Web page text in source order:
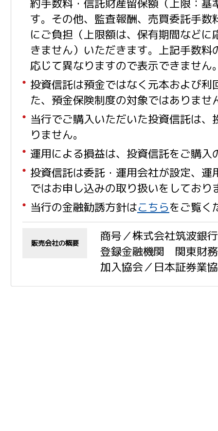
約手数料・信託財産留保額（上限：
す。その他、監査報酬、売買委託手
にご負担（上限額は、保有期間など
きません）いただきます。上記手数
応じて異なりますので表示できません
投資信託は預金ではなく元本および
た、預金保険制度の対象ではありませ
当行でご購入いただいた投資信託は
りません。
運用による損益は、投資信託をご購
投資信託は委託・運用会社が設定、
ではお申し込みの取り扱いをしており
当行の金融勧誘方針はこちらをご覧く
販売会社の概要
商号／株式会社筑波銀行
登録金融機関 関東財
加入協会／日本証券